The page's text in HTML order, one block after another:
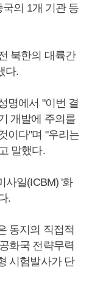
의 1개 기관 등
북한의 대륙간
다.
명에서 "이번 결
개발에 주의를
이다"며 "우리는
말했다.
사일(ICBM) '화
.
동지의 직접적
화국 전략무력
시험발사가 단